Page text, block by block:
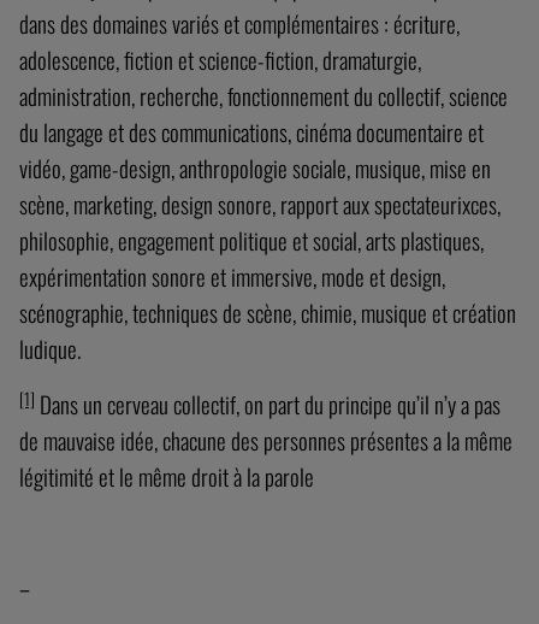
dans des domaines variés et complémentaires : écriture,
adolescence, fiction et science-fiction, dramaturgie,
administration, recherche, fonctionnement du collectif, science
du langage et des communications, cinéma documentaire et
vidéo, game-design, anthropologie sociale, musique, mise en
scène, marketing, design sonore, rapport aux spectateurixces,
philosophie, engagement politique et social, arts plastiques,
expérimentation sonore et immersive, mode et design,
scénographie, techniques de scène, chimie, musique et création
ludique.
[1] Dans un cerveau collectif, on part du principe qu’il n’y a pas
de mauvaise idée, chacune des personnes présentes a la même
légitimité et le même droit à la parole
–